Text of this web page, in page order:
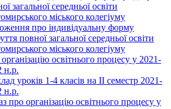
загальної середньої освіти
міського колегіуму
про індивідуальну форму
повної загальної середньої освіти
міського колегіуму
освітнього процесу у 2021-
н.р.
уроків 1-4 класів на ІІ семестр 2021-
н.р.
про організацію освітнього процесу у